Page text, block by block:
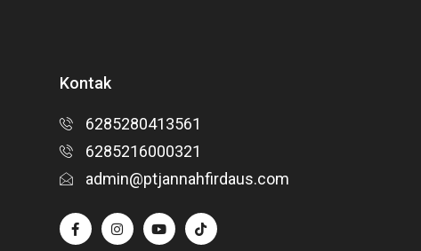
Kontak
6285280413561
6285216000321
admin@ptjannahfirdaus.com